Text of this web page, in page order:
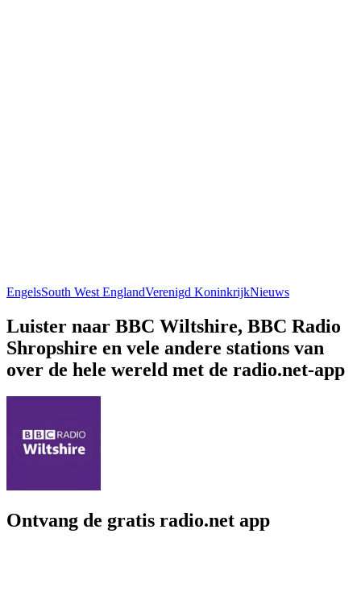
EngelsSouth West EnglandVerenigd KoninkrijkNieuws
Luister naar BBC Wiltshire, BBC Radio
Shropshire en vele andere stations van
over de hele wereld met de radio.net-app
Ontvang de gratis radio.net app